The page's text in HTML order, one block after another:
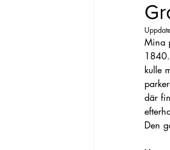
Charlotta
Folkminnen
Mina
kulle
där
Den